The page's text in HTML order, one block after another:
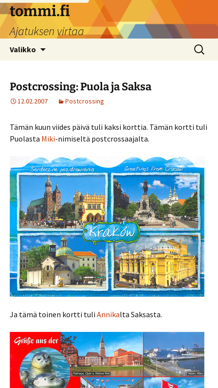
Siirry
sisältöön
tommi.fi
Ajatuksen virtaa
Valikko Haku:
Postcrossing: Puola ja Saksa
12.02.2007 Postcrossing
Tämän kuun viides päivä tuli kaksi korttia. Tämän kortti tuli
Puolasta Miki-nimiseltä postcrossaajalta.
Ja tämä toinen kortti tuli Annikalta Saksasta.